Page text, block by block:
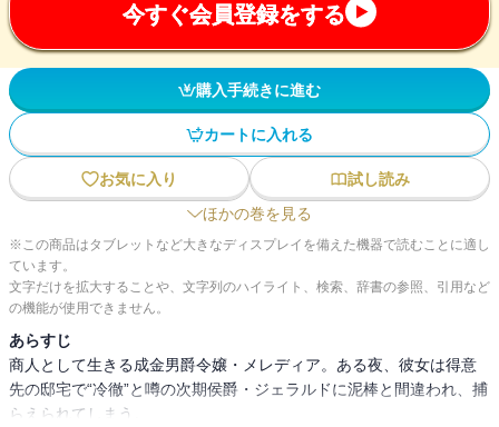
今すぐ会員登録をする
購入手続きに進む
カートに入れる
お気に入り
試し読み
ほかの巻を見る
※この商品はタブレットなど大きなディスプレイを備えた機器で読むことに適し
ています。
文字だけを拡大することや、文字列のハイライト、検索、辞書の参照、引用など
の機能が使用できません。
あらすじ
商人として生きる成金男爵令嬢・メレディア。ある夜、彼女は得意
先の邸宅で“冷徹”と噂の次期侯爵・ジェラルドに泥棒と間違われ、捕
らえられてしまう。